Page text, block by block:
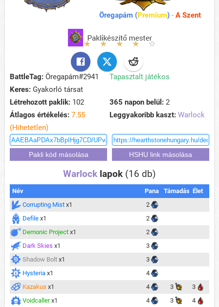
Öregapám (Premium)- A Szent
BattleTag: Öregapám#2941
Tapasztalt játékos
Keres: Gyakorló társat
Létrehozott paklik: 102 365 napon belül: 2
Átlagos értékelés: 7.55
(Hihetetlen)
Leggyakoribb kaszt: Warlock
Warlock lapok (16 db)
Név Pana Támadás Élet
Corrupting Mist x1
2
Defile x1
2
Demonic Project x1
2
Dark Skies x1
3
Shadow Bolt x1
3
Hysteria x1
4
Kazakus x1 4 3
3
Voidcaller x1 4 3 4